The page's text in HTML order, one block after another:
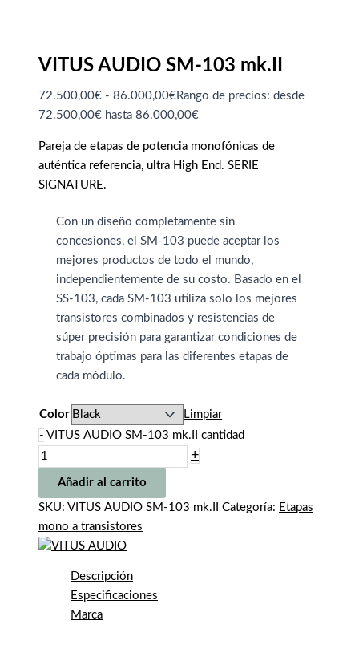
VITUS AUDIO SM-103 mk.II
72.500,00€ - 86.000,00€Rango de precios: desde
72.500,00€ hasta 86.000,00€
Pareja de etapas de potencia monofónicas de
auténtica referencia, ultra High End. SERIE
SIGNATURE.
Con un diseño completamente sin
concesiones, el SM-103 puede aceptar los
mejores productos de todo el mundo,
independientemente de su costo. Basado en el
SS-103, cada SM-103 utiliza solo los mejores
transistores combinados y resistencias de
súper precisión para garantizar condiciones de
trabajo óptimas para las diferentes etapas de
cada módulo.
Color
Limpiar
- VITUS AUDIO SM-103 mk.II cantidad
+
Añadir al carrito
SKU: VITUS AUDIO SM-103 mk.II Categoría: Etapas
mono a transistores
Descripción
Especificaciones
Marca